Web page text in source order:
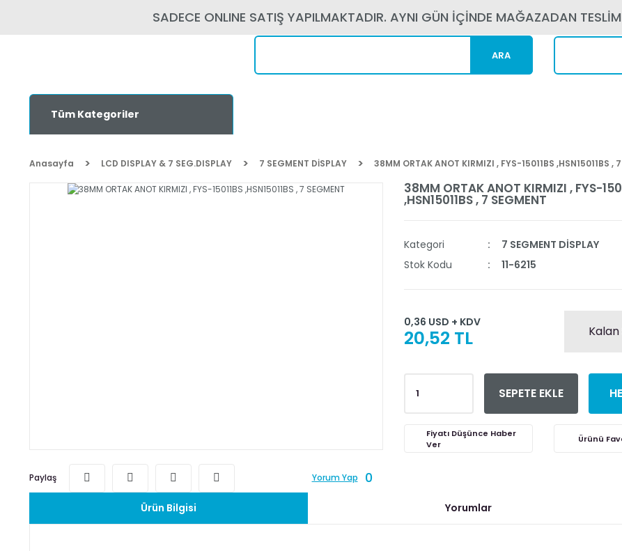
SADECE ONLINE SATIŞ YAPILMAKTADIR. AYNI GÜN İÇİNDE MAĞAZADAN
ARA
Tüm Kategoriler
Anasayfa LCD DISPLAY & 7 SEG.DISPLAY 7 SEGMENT DİSPLAY 38MM ORTAK ANOT KIRMIZI , FYS-15011BS ,HSN15011BS ,
Paylaş Yorum Yap 0
38MM ORTAK ANOT KIRMIZI , FYS-
,HSN15011BS , 7 SEGMENT
Kategori
7 SEGMENT DİSPLAY
Stok Kodu
11-6215
0,36 USD + KDV
20,52 TL Kalan
SEPETE EKLE
Fiyatı Düşünce Haber
Ver
Ürün Bilgisi Yorumlar